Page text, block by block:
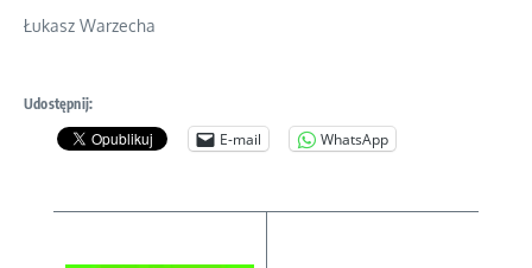
Łukasz Warzecha
Udostępnij:
E-mail WhatsApp